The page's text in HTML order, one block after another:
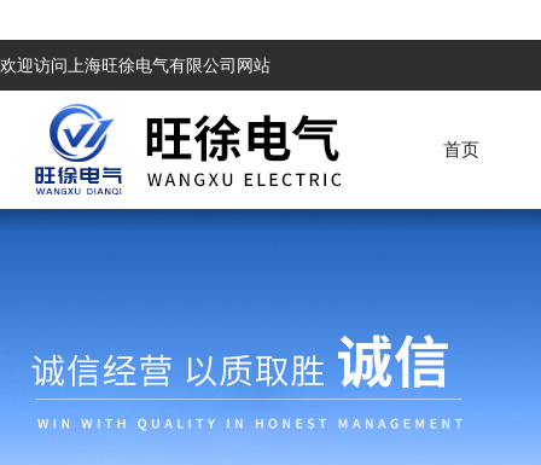
欢迎访问上海旺徐电气有限公司网站
首页